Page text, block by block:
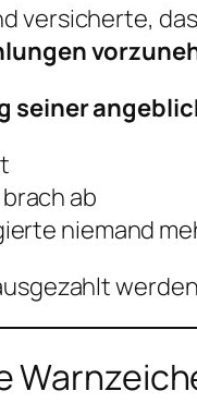
versicherte,
seiner
ab
niemand